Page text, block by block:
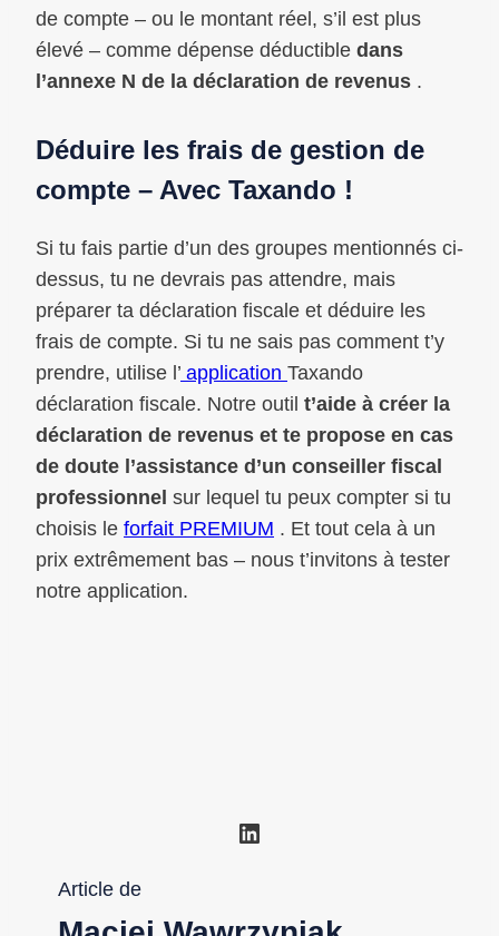
de compte – ou le montant réel, s’il est plus
élevé – comme dépense déductible dans
l’annexe N de la déclaration de revenus .
Déduire les frais de gestion de
compte – Avec Taxando !
Si tu fais partie d’un des groupes mentionnés ci-
dessus, tu ne devrais pas attendre, mais
préparer ta déclaration fiscale et déduire les
frais de compte. Si tu ne sais pas comment t’y
prendre, utilise l’ application Taxando
déclaration fiscale. Notre outil t’aide à créer la
déclaration de revenus et te propose en cas
de doute l’assistance d’un conseiller fiscal
professionnel sur lequel tu peux compter si tu
choisis le forfait PREMIUM . Et tout cela à un
prix extrêmement bas – nous t’invitons à tester
notre application.
LinkedIn
Article de